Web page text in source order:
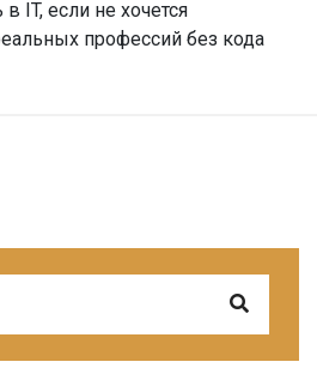
IT, если не хочется
профессий без кода